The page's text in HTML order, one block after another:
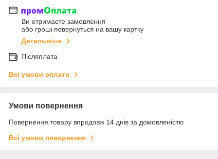
Ви отримаєте замовлення
або гроші повернуться на вашу картку
Детальніше
Післяплата
Всі умови оплати
Умови повернення
Повернення товару впродовж 14 днів за домовленістю
Всі умови повернення